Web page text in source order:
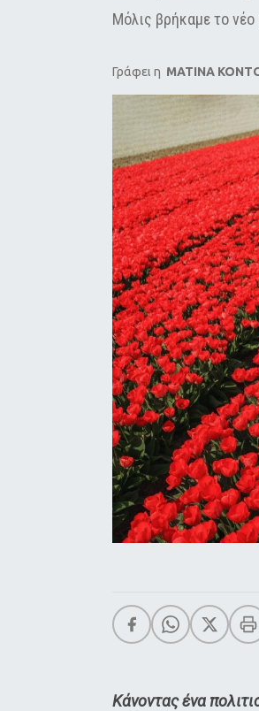
Μόλις βρήκαμε το
Γράφει η MATINA
Κάνοντας ένα